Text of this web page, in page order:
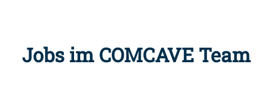
Jobs im COMCAVE Team